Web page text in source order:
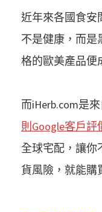
近年來各國食安
不是健康，而是
格的歐美產品便
而iHerb.com是
則Google客戶評
全球宅配，讓你
貨風險，就能購